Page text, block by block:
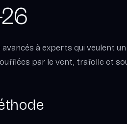
avancés à experts qui veulent
par le vent, trafolle et